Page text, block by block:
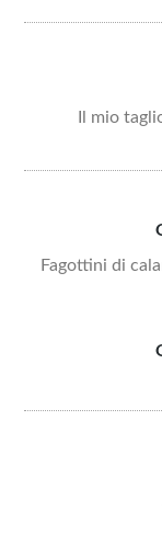
Il mio
Fagottini di